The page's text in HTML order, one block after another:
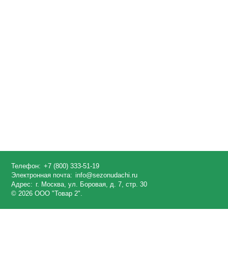
Телефон: +7 (800) 333-51-19
Электронная почта: info@sezonudachi.ru
Адрес: г. Москва, ул. Боровая, д. 7, стр. 30
© 2026 ООО "Товар 2".